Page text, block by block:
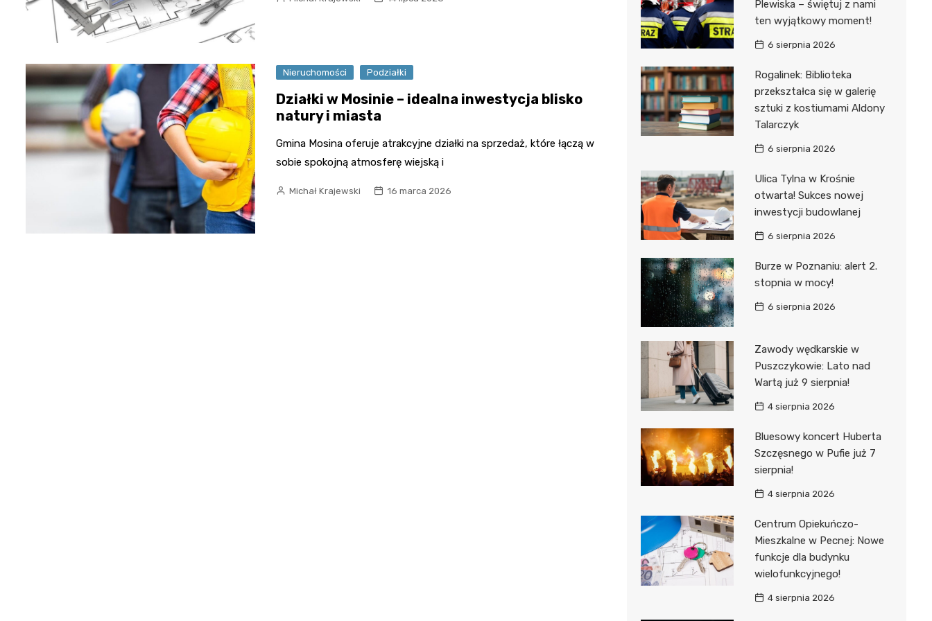
Muzeum Narodowe
Nieruchomości Podziałki
Działki w Mosinie – idealna inwestycja blisko
natury i miasta
Gmina Mosina oferuje atrakcyjne działki na sprzedaż, które łączą w
sobie spokojną atmosferę wiejską i
Michał Krajewski 16 marca 2026
Plewiska – świętuj z nami
ten wyjątkowy moment!
6 sierpnia 2026
Rogalinek: Biblioteka
przekształca się w galerię
sztuki z kostiumami Aldony
Talarczyk
6 sierpnia 2026
Ulica Tylna w Krośnie
otwarta! Sukces nowej
inwestycji budowlanej
6 sierpnia 2026
Burze w Poznaniu: alert 2.
stopnia w mocy!
6 sierpnia 2026
Zawody wędkarskie w
Puszczykowie: Lato nad
Wartą już 9 sierpnia!
4 sierpnia 2026
Bluesowy koncert Huberta
Szczęsnego w Pufie już 7
sierpnia!
4 sierpnia 2026
Centrum Opiekuńczo-
Mieszkalne w Pecnej: Nowe
funkcje dla budynku
wielofunkcyjnego!
4 sierpnia 2026